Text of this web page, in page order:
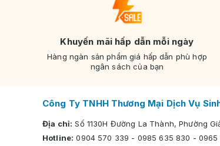
Khuyến mãi hấp dẫn mỗi ngày
Hàng ngàn sản phẩm giá hấp dẫn phù hợp
ngân sách của bạn
Công Ty TNHH Thương Mại Dịch Vụ
Địa chỉ: Số 1130H Đường La Thành, Phường
Hotline: 0904 570 339 - 0985 635 830 - 0965